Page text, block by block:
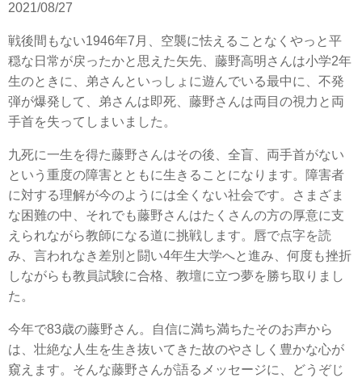
2021/08/27
戦後間もない1946年7月、空襲に怯えることなくやっと平
穏な日常が戻ったかと思えた矢先、藤野高明さんは小学2年
生のときに、弟さんといっしょに遊んでいる最中に、不発
弾が爆発して、弟さんは即死、藤野さんは両目の視力と両
手首を失ってしまいました。
九死に一生を得た藤野さんはその後、全盲、両手首がない
という重度の障害とともに生きることになります。障害者
に対する理解が今のようには全くない社会です。さまざま
な困難の中、それでも藤野さんはたくさんの方の厚意に支
えられながら教師になる道に挑戦します。唇で点字を読
み、言われなき差別と闘い4年生大学へと進み、何度も挫折
しながらも教員試験に合格、教壇に立つ夢を勝ち取りまし
た。
今年で83歳の藤野さん。自信に満ち満ちたそのお声から
は、壮絶な人生を生き抜いてきた故のやさしく豊かな心が
窺えます。そんな藤野さんが語るメッセージに、どうぞじ